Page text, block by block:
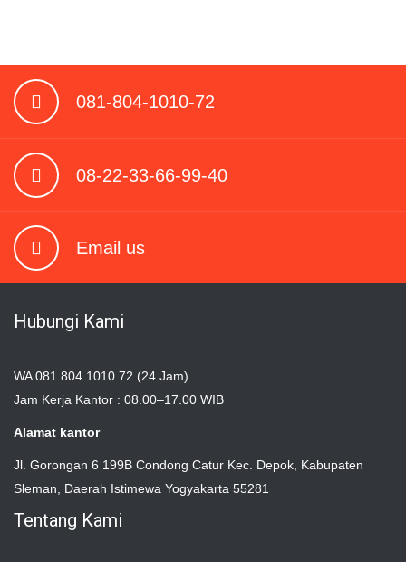
081-804-1010-72
08-22-33-66-99-40
Email us
Hubungi Kami
WA 081 804 1010 72 (24 Jam)
Jam Kerja Kantor : 08.00–17.00 WIB
Alamat kantor
Jl. Gorongan 6 199B Condong Catur Kec. Depok, Kabupaten
Sleman, Daerah Istimewa Yogyakarta 55281
Tentang Kami